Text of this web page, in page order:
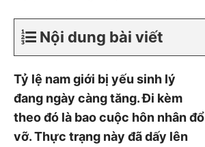
Nội dung bài viết
Tỷ lệ nam giới bị yếu sinh lý
đang ngày càng tăng. Đi kèm
theo đó là bao cuộc hôn nhân đổ
vỡ. Thực trạng này đã dấy lên